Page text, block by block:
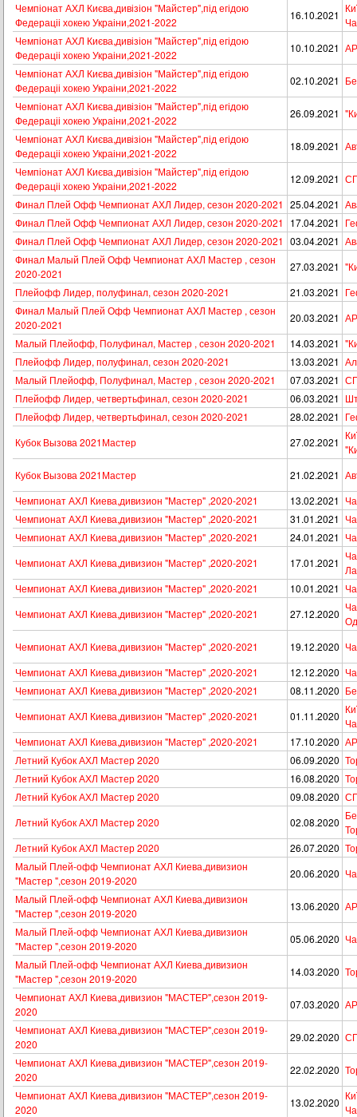
Чемпіонат АХЛ Києва,дивізіон "Майстер",під егідою
Федераціі хокею Украіни,2021-2022
16.10.2021
Чемпіонат АХЛ Києва,дивізіон "Майстер",під егідою
Федераціі хокею Украіни,2021-2022
10.10.2021
Чемпіонат АХЛ Києва,дивізіон "Майстер",під егідою
Федераціі хокею Украіни,2021-2022
02.10.2021
Чемпіонат АХЛ Києва,дивізіон "Майстер",під егідою
Федераціі хокею Украіни,2021-2022
26.09.2021
Чемпіонат АХЛ Києва,дивізіон "Майстер",під егідою
Федераціі хокею Украіни,2021-2022
18.09.2021
Чемпіонат АХЛ Києва,дивізіон "Майстер",під егідою
Федераціі хокею Украіни,2021-2022
12.09.2021
Финал Плей Офф Чемпионат АХЛ Лидер, сезон 2020-2021 25.04.2021
Финал Плей Офф Чемпионат АХЛ Лидер, сезон 2020-2021
17.04.2021
Финал Плей Офф Чемпионат АХЛ Лидер, сезон 2020-2021 03.04.2021
Финал Малый Плей Офф Чемпионат АХЛ Мастер , сезон
2020-2021
27.03.2021
Плейофф Лидер, полуфинал, сезон 2020-2021
21.03.2021
Финал Малый Плей Офф Чемпионат АХЛ Мастер , сезон
2020-2021
20.03.2021
Малый Плейофф, Полуфинал, Мастер , сезон 2020-2021
14.03.2021
Плейофф Лидер, полуфинал, сезон 2020-2021
13.03.2021
Малый Плейофф, Полуфинал, Мастер , сезон 2020-2021
07.03.2021
Плейофф Лидер, четвертьфинал, сезон 2020-2021
06.03.2021
Плейофф Лидер, четвертьфинал, сезон 2020-2021
28.02.2021
Кубок Вызова 2021Мастер
27.02.2021
Кубок Вызова 2021Мастер
21.02.2021
Чемпионат АХЛ Киева,дивизион "Мастер" ,2020-2021
13.02.2021
Чемпионат АХЛ Киева,дивизион "Мастер" ,2020-2021
31.01.2021
Чемпионат АХЛ Киева,дивизион "Мастер" ,2020-2021
24.01.2021
Чемпионат АХЛ Киева,дивизион "Мастер" ,2020-2021
17.01.2021
Чемпионат АХЛ Киева,дивизион "Мастер" ,2020-2021
10.01.2021
Чемпионат АХЛ Киева,дивизион "Мастер" ,2020-2021
27.12.2020
Чемпионат АХЛ Киева,дивизион "Мастер" ,2020-2021
19.12.2020
Чемпионат АХЛ Киева,дивизион "Мастер" ,2020-2021
12.12.2020
Чемпионат АХЛ Киева,дивизион "Мастер" ,2020-2021
08.11.2020
Чемпионат АХЛ Киева,дивизион "Мастер" ,2020-2021
01.11.2020
Чемпионат АХЛ Киева,дивизион "Мастер" ,2020-2021
17.10.2020
Летний Кубок АХЛ Мастер 2020
06.09.2020
Летний Кубок АХЛ Мастер 2020
16.08.2020
Летний Кубок АХЛ Мастер 2020
09.08.2020
Летний Кубок АХЛ Мастер 2020
02.08.2020
Летний Кубок АХЛ Мастер 2020
26.07.2020
Малый Плей-офф Чемпионат АХЛ Киева,дивизион
"Мастер ",сезон 2019-2020
20.06.2020
Малый Плей-офф Чемпионат АХЛ Киева,дивизион
"Мастер ",сезон 2019-2020
13.06.2020
Малый Плей-офф Чемпионат АХЛ Киева,дивизион
"Мастер ",сезон 2019-2020
05.06.2020
Малый Плей-офф Чемпионат АХЛ Киева,дивизион
"Мастер ",сезон 2019-2020
14.03.2020
Чемпионат АХЛ Киева,дивизион "МАСТЕР",сезон 2019-
2020
07.03.2020
Чемпионат АХЛ Киева,дивизион "МАСТЕР",сезон 2019-
2020
29.02.2020
Чемпионат АХЛ Киева,дивизион "МАСТЕР",сезон 2019-
2020
22.02.2020
Чемпионат АХЛ Киева,дивизион "МАСТЕР",сезон 2019-
2020
13.02.2020